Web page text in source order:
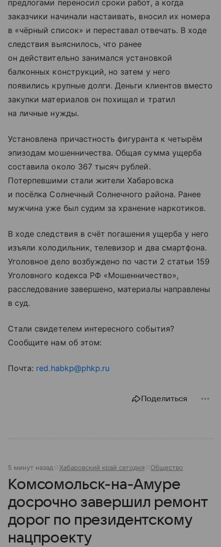
предлогами переносил сроки работ, а когда
заказчики начинали настаивать, вносил их номера
в «чёрный список» и переставал отвечать. В ходе
следствия выяснилось, что ранее
он действительно занимался установкой
балконных конструкций, но затем у него
появились крупные долги. Деньги клиентов вместо
закупки материалов он похищал и тратил
на личные нужды.
Установлена причастность фигуранта к четырём
эпизодам мошенничества. Общая сумма ущерба
составила около 367 тысяч рублей.
Потерпевшими стали жители Хабаровска
и посёлка Солнечный Солнечного района. Ранее
мужчина уже был судим за хранение наркотиков.
В ходе следствия в счёт погашения ущерба у него
изъяли холодильник, телевизор и два смартфона.
Уголовное дело возбуждено по части 2 статьи 159
Уголовного кодекса РФ «Мошенничество»,
расследование завершено, материалы направлены
в суд.
Стали свидетелем интересного события?
Сообщите нам об этом:
Почта: red.habkp@phkp.ru
Поделиться
5 минут назад Хабаровский край сегодня Общество
Комсомольск-на-Амуре
досрочно завершил ремонт
дорог по президентскому
нацпроекту